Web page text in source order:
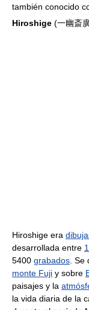
también conocido
Hiroshige (一幽斎
Hiroshige era
desarrollada entre
5400 grabados. Se
monte Fuji y sobre
paisajes y la
la vida diaria de la